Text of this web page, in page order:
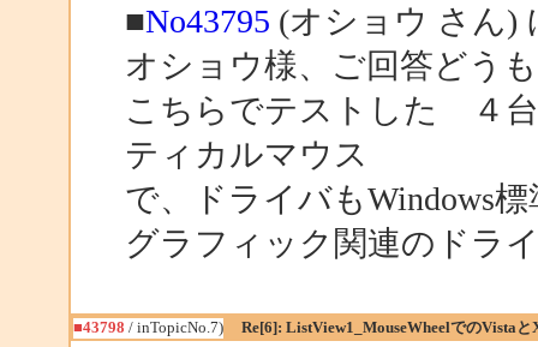
■No43795 (オショウ さん)
オショウ様、ご回答どう
こちらでテストした ４
ティカルマウス
で、ドライバもWindows
グラフィック関連のドラ
■43798 / inTopicNo.7) Re[6]: ListView1_MouseWheelでのVistaと